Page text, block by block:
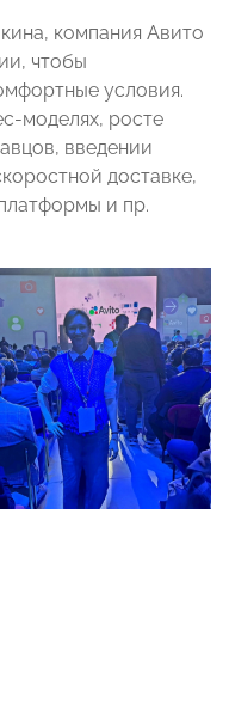
компания Авито
чтобы
условия.
моделях, росте
введении
доставке,
и пр.